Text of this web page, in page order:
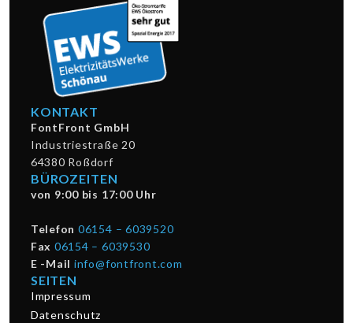
KONTAKT
FontFront GmbH
Industriestraße 20
64380 Roßdorf
BÜROZEITEN
von 9:00 bis 17:00 Uhr
Telefon 06154 – 6039520
Fax 06154 – 6039530
E -Mail info@fontfront.com
SEITEN
Impressum
Datenschutz